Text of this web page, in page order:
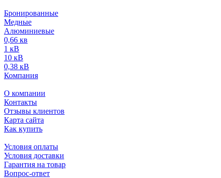
Бронированные
Медные
Алюминиевые
0,66 кв
1 кВ
10 кВ
0,38 кВ
Компания
О компании
Контакты
Отзывы клиентов
Карта сайта
Как купить
Условия оплаты
Условия доставки
Гарантия на товар
Вопрос-ответ